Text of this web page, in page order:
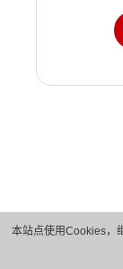
本站点使用Cookies，
版权所有 © 华为技